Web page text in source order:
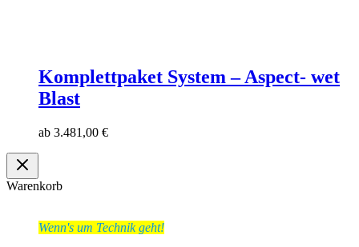
Komplettpaket System – Aspect- wet
Blast
ab 3.481,00 €
Warenkorb
Wenn's um Technik geht!